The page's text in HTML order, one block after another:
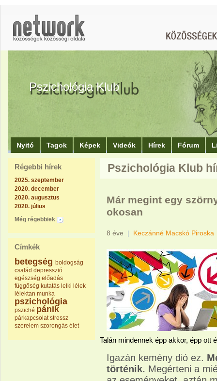
Pszichológia Klub
Nyitó Tagok Képek Videók Hírek Fórum
Régebbi hírek
2025. szeptember
2020. december
2020. augusztus
2020. július
Még régebbiek
Címkék
betegség boldogság
család depresszió
egészség előadás
függőség kutatás lelki lélek
lélektan munka
pszichológia
psziché pánik
párkapcsolat stressz
szerelem szorongás élet
Pszichológia Klub
Már megint egy
okosan
8 éve | Keczánné Macskó Piroska
Talán mindennek épp akkor, épp ott
Igazán kemény dió ez.
történik. Megérteni a